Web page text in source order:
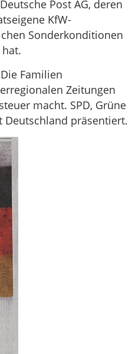
Post AG, deren
KfW-
Sonderkonditionen
Familien
Zeitungen
macht. SPD, Grüne
Deutschland präsentiert.